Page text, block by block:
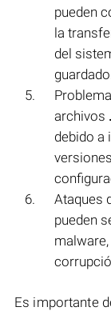
pueden
la
del
guardado.
archivos
debido a
Ataques
pueden
Es importante